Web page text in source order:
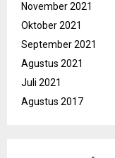
November 2021
Oktober 2021
September 2021
Agustus 2021
Juli 2021
Agustus 2017